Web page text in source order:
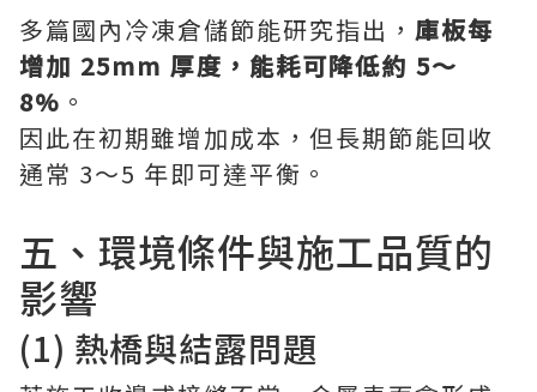
多篇國內冷凍倉儲節能研究指出， 庫板每
增加 25mm 厚度，能耗可降低約 5～
8% 。
因此在初期雖增加成本，但長期節能回收
通常 3～5 年即可達平衡。
五、環境條件與施工品質的
影響
(1) 熱橋與結露問題